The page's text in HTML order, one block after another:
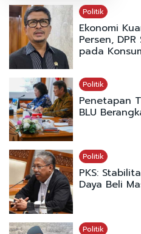
Politik
Ekonomi
Persen,
pada
Politik
Penetapan
BLU
Politik
PKS:
Daya Beli
Politik